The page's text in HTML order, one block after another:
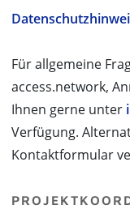
Für allgemeine
access.network,
Ihnen gerne unter
Verfügung.
Kontaktformular